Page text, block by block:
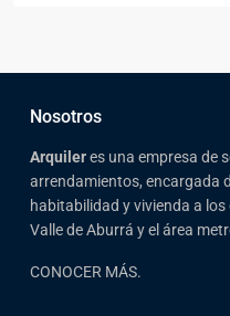
Nosotros
Arqui leres una empresa de
arrendamientos, encargada
habitabilidad y vivienda a
Valle de Aburrá y el área
CONOCER MÁS.